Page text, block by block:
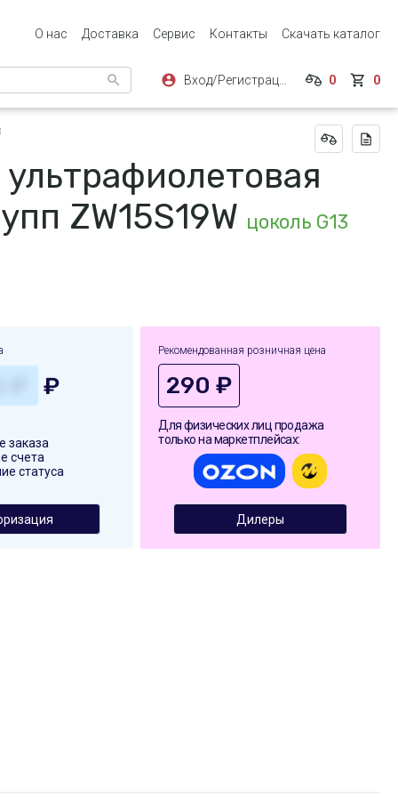
О нас Доставка Сервис Контакты Скачать каталог
0 0
ZW15S19W цоколь G13
₽
заказа
счета
статуса
Рекомендованная розничная цена
290 ₽
Для физических лиц продажа
только на маркетплейсах:
Дилеры